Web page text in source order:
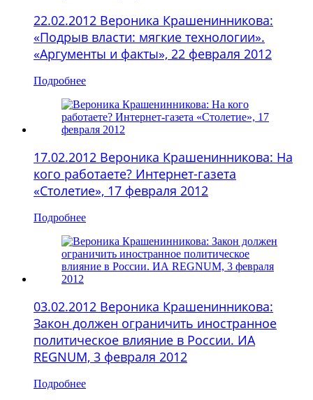
22.02.2012 Вероника Крашенинникова:
«Подрыв власти: мягкие технологии».
«Аргументы и факты», 22 февраля 2012
Подробнее
17.02.2012 Вероника Крашенинникова: На
кого работаете? Интернет-газета
«Столетие», 17 февраля 2012
Подробнее
03.02.2012 Вероника Крашенинникова:
Закон должен ограничить иностранное
политическое влияние в России. ИА
REGNUM, 3 февраля 2012
Подробнее